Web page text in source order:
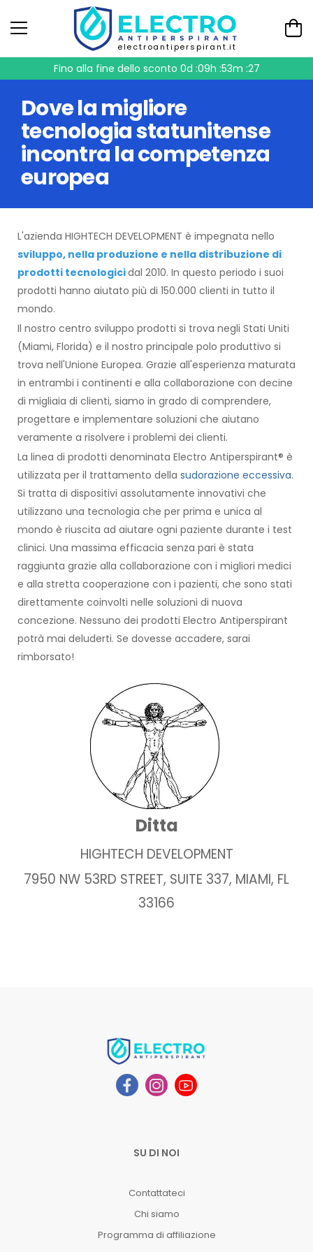
electroantiperspirant.it
Fino alla fine dello sconto 0d :09h :53m :26
Dove la migliore
tecnologia statunitense
incontra la competenza
europea
L'azienda HIGHTECH DEVELOPMENT è impegnata nello
sviluppo, nella produzione e nella distribuzione di
prodotti tecnologicidal 2010. In questo periodo i suoi
prodotti hanno aiutato più di 150.000 clienti in tutto il
mondo.
Il nostro centro sviluppo prodotti si trova negli Stati Uniti
(Miami, Florida) e il nostro principale polo produttivo si
trova nell'Unione Europea. Grazie all'esperienza maturata
in entrambi i continenti e alla collaborazione con decine
di migliaia di clienti, siamo in grado di comprendere,
progettare e implementare soluzioni che aiutano
veramente a risolvere i problemi dei clienti.
La linea di prodotti denominata Electro Antiperspirant® è
utilizzata per il trattamento della sudorazione eccessiva.
Si tratta di dispositivi assolutamente innovativi che
utilizzano una tecnologia che per prima e unica al
mondo è riuscita ad aiutare ogni paziente durante i test
clinici. Una massima efficacia senza pari è stata
raggiunta grazie alla collaborazione con i migliori medici
e alla stretta cooperazione con i pazienti, che sono stati
direttamente coinvolti nelle soluzioni di nuova
concezione. Nessuno dei prodotti Electro Antiperspirant
potrà mai deluderti. Se dovesse accadere, sarai
rimborsato!
Ditta
HIGHTECH DEVELOPMENT
7950 NW 53RD STREET, SUITE 337, MIAMI, FL
33166
SU DI NOI
Contattateci
Chi siamo
Programma di affiliazione